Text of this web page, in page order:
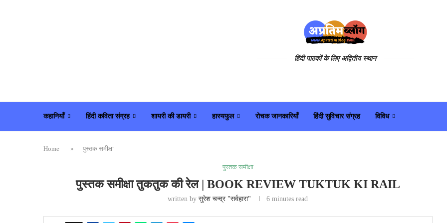
हिंदी पाठकों के लिए अद्वितीय स्थान
कहानियाँ हिंदी कविता संग्रह शायरी की डायरी हास्यफुल रोचक जानकारियाँ हिंदी सुविचार संग्रह विविध
Home » पुस्तक समीक्षा
पुस्तक समीक्षा
पुस्तक समीक्षा तुकतुक की रेल | BOOK REVIEW TUKTUK KI RAIL
written byसुरेश चन्द्र "सर्वहारा" 6 minutes read